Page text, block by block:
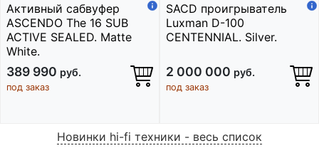
Активный сабвуфер
ASCENDO The 16 SUB
ACTIVE SEALED. Matte
White.
389 990 руб.
под заказ
SACD проигрыватель
Luxman D-100
CENTENNIAL. Silver.
2 000 000 руб.
под заказ
Новинки hi-fi техники - весь список